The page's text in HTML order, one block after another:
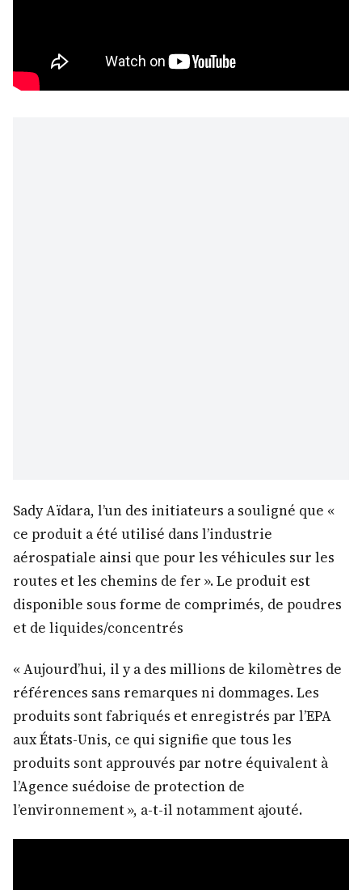
Sady Aïdara, l’un des initiateurs a souligné que «
ce produit a été utilisé dans l’industrie
aérospatiale ainsi que pour les véhicules sur les
routes et les chemins de fer ». Le produit est
disponible sous forme de comprimés, de poudres
et de liquides/concentrés
« Aujourd’hui, il y a des millions de kilomètres de
références sans remarques ni dommages. Les
produits sont fabriqués et enregistrés par l’EPA
aux États-Unis, ce qui signifie que tous les
produits sont approuvés par notre équivalent à
l’Agence suédoise de protection de
l’environnement », a-t-il notamment ajouté.